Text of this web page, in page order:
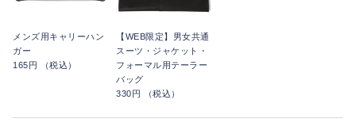
メンズ用キャリーハン
ガー
165円 （税込）
【WEB限定】男女共通
スーツ・ジャケット・
フォーマル用テーラー
バッグ
330円 （税込）